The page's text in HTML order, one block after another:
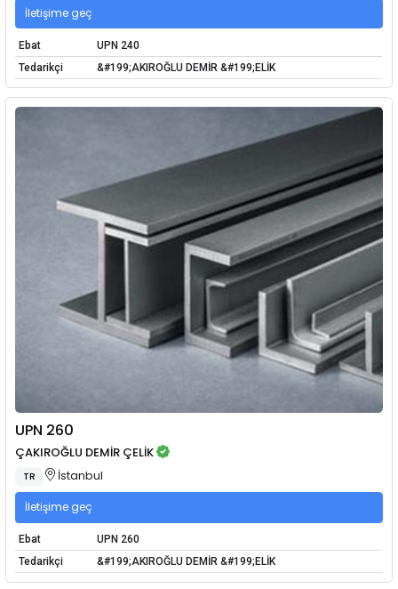
İletişime geç
Ebat
UPN 240
Tedarikçi
&#199;AKIROĞLU DEMİR &#199;ELİK
UPN 260
ÇAKIROĞLU DEMİR ÇELİK
TR İstanbul
İletişime geç
Ebat
UPN 260
Tedarikçi
&#199;AKIROĞLU DEMİR &#199;ELİK